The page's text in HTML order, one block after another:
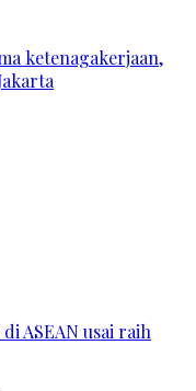
ketenagakerjaan,
ASEAN usai raih